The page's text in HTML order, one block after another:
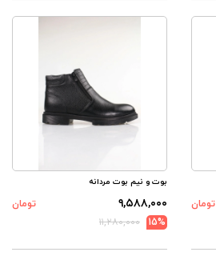
تومان
بوت و نیم بوت مردانه
۹,۵۸۸,۰۰۰
تومان
15%
۱۱,۲۸۰,۰۰۰